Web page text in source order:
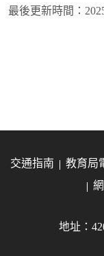
最後更新時間：
交通指南 教育局
地址：